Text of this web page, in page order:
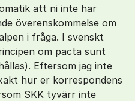
att ni inte har
överenskommelse om
i fråga. I svenskt
om pacta sunt
Eftersom jag inte
hur er korrespondens
SKK tyvärr inte